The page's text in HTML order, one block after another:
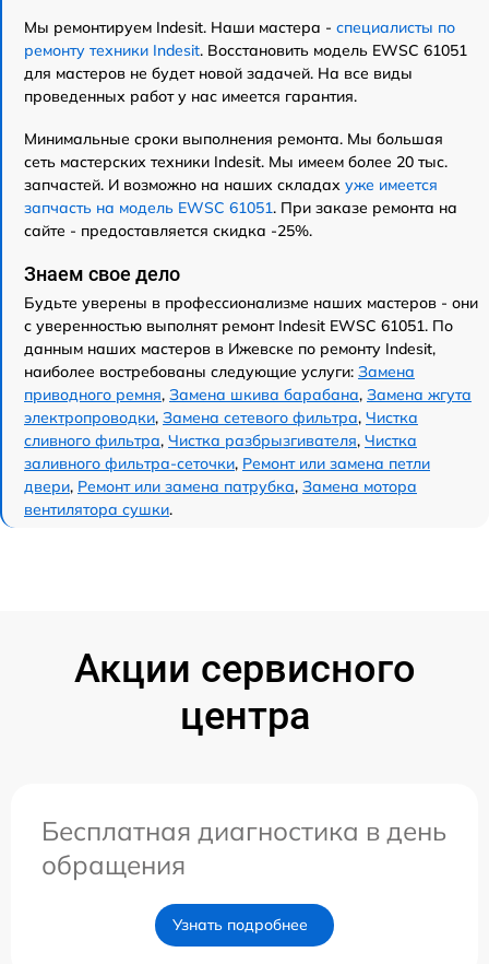
Мы ремонтируем Indesit. Наши мастера - специалисты по
ремонту техники Indesit. Восстановить модель EWSC 61051
для мастеров не будет новой задачей. На все виды
проведенных работ у нас имеется гарантия.
Минимальные сроки выполнения ремонта. Мы большая
сеть мастерских техники Indesit. Мы имеем более 20 тыс.
запчастей. И возможно на наших складах уже имеется
запчасть на модель EWSC 61051. При заказе ремонта на
сайте - предоставляется скидка -25%.
Знаем свое дело
Будьте уверены в профессионализме наших мастеров - они
с уверенностью выполнят ремонт Indesit EWSC 61051. По
данным наших мастеров в Ижевске по ремонту Indesit,
наиболее востребованы следующие услуги: Замена
приводного ремня, Замена шкива барабана, Замена жгута
электропроводки, Замена сетевого фильтра, Чистка
сливного фильтра, Чистка разбрызгивателя, Чистка
заливного фильтра-сеточки, Ремонт или замена петли
двери, Ремонт или замена патрубка, Замена мотора
вентилятора сушки.
Акции сервисного
центра
Бесплатная диагностика в день
обращения
Узнать подробнее